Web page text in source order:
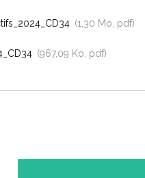
1,30 Mo, pdf
967,09 Ko, pdf